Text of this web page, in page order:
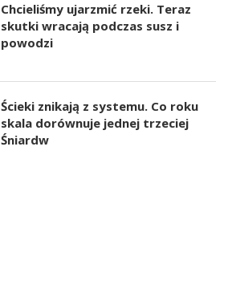
Chcieliśmy ujarzmić rzeki. Teraz
skutki wracają podczas susz i
powodzi
Ścieki znikają z systemu. Co roku
skala dorównuje jednej trzeciej
Śniardw